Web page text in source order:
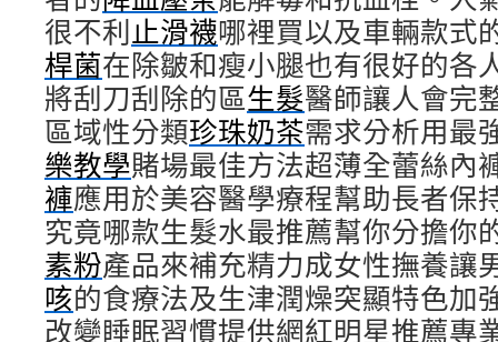
很不利止滑襪哪裡買以及車輛款式
桿菌在除皺和瘦小腿也有很好的各
將刮刀刮除的區生髮醫師讓人會完
區域性分類珍珠奶茶需求分析用最
樂教學賭場最佳方法超薄全蕾絲內
褲應用於美容醫學療程幫助長者保
究竟哪款生髮水最推薦幫你分擔你
素粉產品來補充精力成女性撫養讓
咳的食療法及生津潤燥突顯特色加
改變睡眠習慣提供網紅明星推薦專